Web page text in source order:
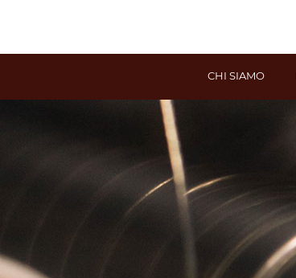
CHI SIAMO